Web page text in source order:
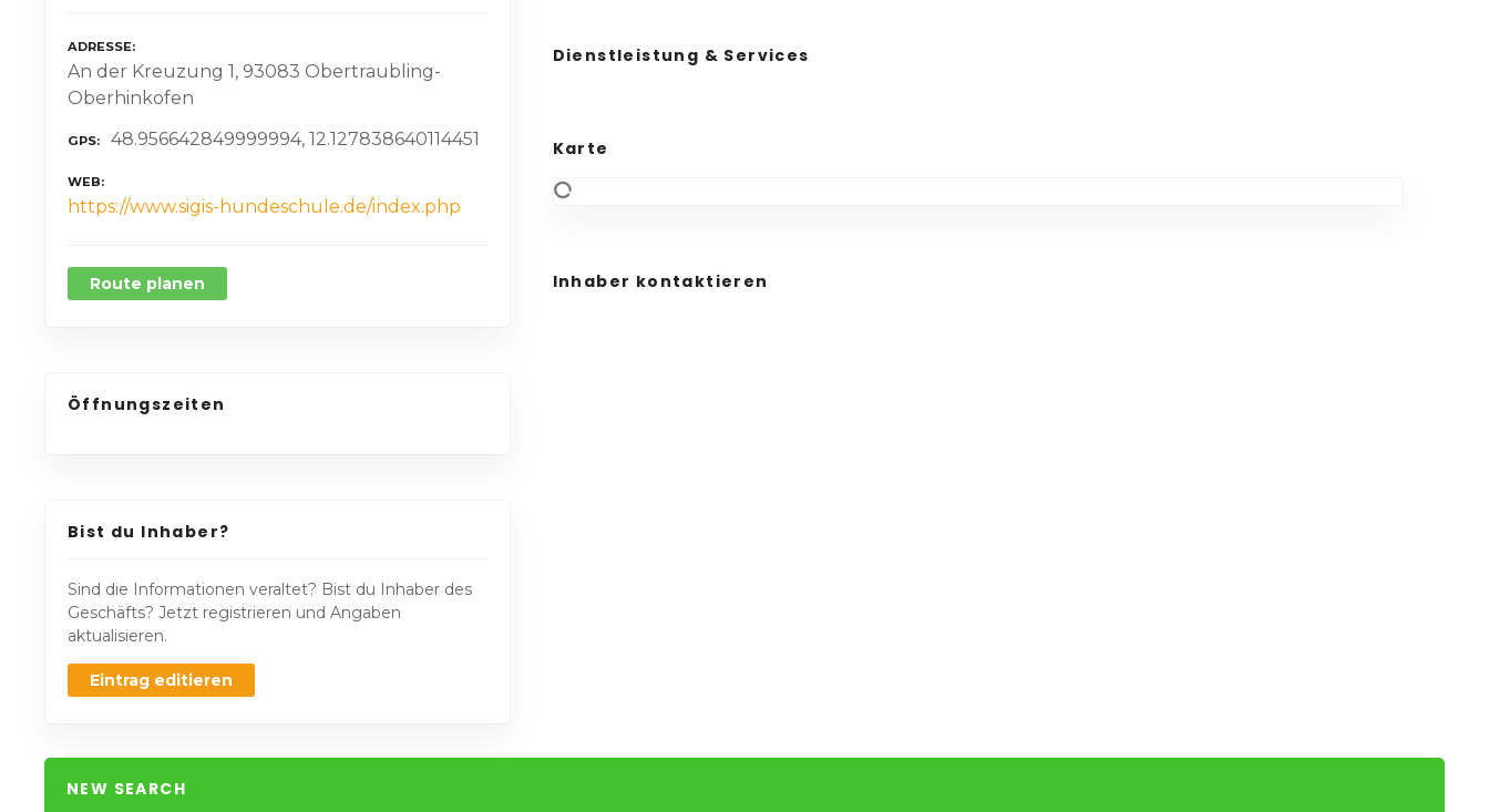
ADRESSE
An der Kreuzung 1, 93083 Obertraubling-
Oberhinkofen
GPS 48.956642849999994, 12.127838640114451
WEB
https://www.sigis-hundeschule.de/index.php
Route planen
Öffnungszeiten
Bist du Inhaber?
Sind die Informationen veraltet? Bist du Inhaber des
Geschäfts? Jetzt registrieren und Angaben
aktualisieren.
Eintrag editieren
Dienstleistung & Services
Karte
Inhaber kontaktieren
NEW SEARCH